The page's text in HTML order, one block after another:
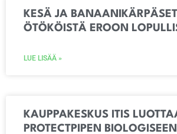
KESÄ JA
ÖTÖKÖISTÄ EROON
LUE LISÄÄ »
KAUPPAKESKUS ITIS
PROTECTPIPEN BIOLOGISEEN